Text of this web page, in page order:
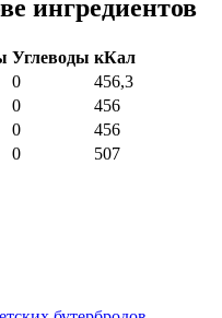
ингредиентов
Углеводы кКал
0
456,3
0
456
0
456
0 507